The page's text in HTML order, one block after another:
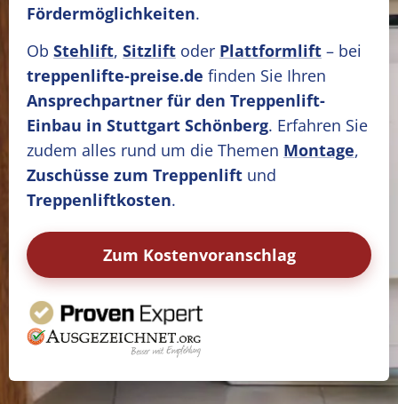
Fördermöglichkeiten.
Ob Stehlift, Sitzlift oder Plattformlift – bei
treppenlifte-preise.de finden Sie Ihren
Ansprechpartner für den Treppenlift-
Einbau in Stuttgart Schönberg. Erfahren Sie
zudem alles rund um die Themen Montage,
Zuschüsse zum Treppenlift und
Treppenliftkosten.
Zum Kostenvoranschlag